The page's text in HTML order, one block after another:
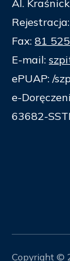
Al.
Rejestracja:
Fax: 81
E-mail:
ePUAP: /
e-
63682-
Copyright ©